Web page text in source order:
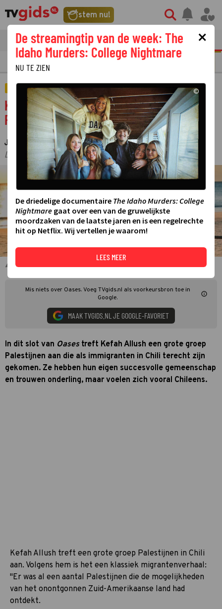
stem nu!
tvgids streaming nieuws
STREAMING
AMUSEMENT
Kefah Allush spreekt met een grote groep
Palestijnen in Chili in slotaflevering Oases
JUDITH REGELING ·22 JULI 2024 14:45·
LAATSTE UPDATE:23-07-24 11:36
Kefah Allush in Oases
Mis niets over Oases. Voeg TVgids.nl als voorkeursbron toe in
Google.
MAAK TVGIDS.NL JE GOOGLE-FAVORIET
In dit slot van Oasestreft Kefah Allush een grote groep
Palestijnen aan die als immigranten in Chili terecht zijn
gekomen. Ze hebben hun eigen succesvolle gemeenschap
en trouwen onderling, maar voelen zich vooral Chileens.
Kefah Allush treft een grote groep Palestijnen in Chili
aan. Volgens hem is het een klassiek migrantenverhaal:
"Er was al een aantal Palestijnen die de mogelijkheden
van het onontgonnen Zuid-Amerikaanse land had
ontdekt.
×
De streamingtip van de week: The
Idaho Murders: College Nightmare
NU TE ZIEN
©
De driedelige documentaire The Idaho Murders: College
Nightmare gaat over een van de gruwelijkste
moordzaken van de laatste jaren en is een regelrechte
hit op Netflix. Wij vertellen je waarom!
LEES MEER